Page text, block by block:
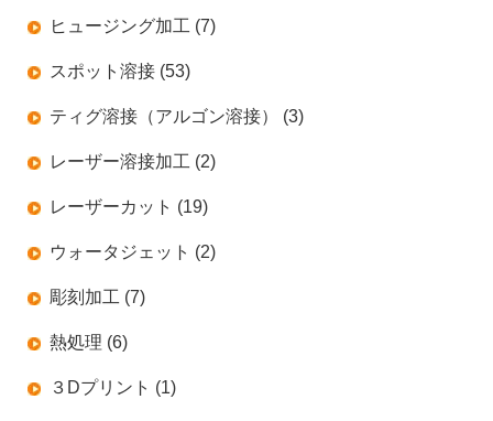
ヒュージング加工 (7)
スポット溶接 (53)
ティグ溶接（アルゴン溶接） (3)
レーザー溶接加工 (2)
レーザーカット (19)
ウォータジェット (2)
彫刻加工 (7)
熱処理 (6)
３Dプリント (1)